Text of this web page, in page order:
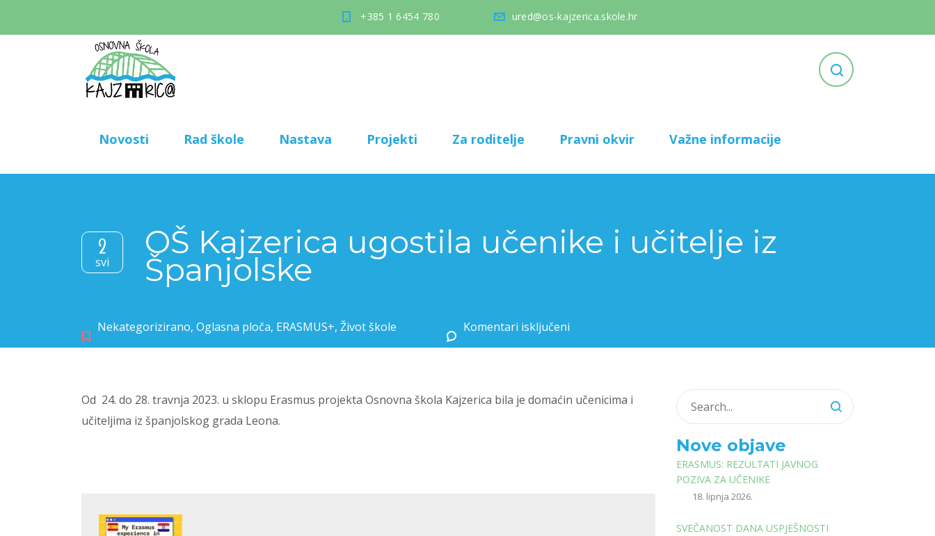
+385 1 6454 780 ured@os-kajzerica.skole.hr
Novosti Rad škole Nastava Projekti Za roditelje Pravni okvir Važne informacije
2
svi
OŠ Kajzerica ugostila učenike i učitelje iz
Španjolske
Nekategorizirano, Oglasna ploča, ERASMUS+, Život škole Komentari isključeni
Od 24. do 28. travnja 2023. u sklopu Erasmus projekta Osnovna škola Kajzerica bila je domaćin učenicima i
učiteljima iz španjolskog grada Leona.
Nove objave
ERASMUS: REZULTATI JAVNOG
POZIVA ZA UČENIKE
18. lipnja 2026.
SVEČANOST DANA USPJEŠNOSTI